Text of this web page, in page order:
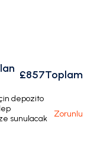
£857Toplam
depozito
sunulacak
Zorunlu